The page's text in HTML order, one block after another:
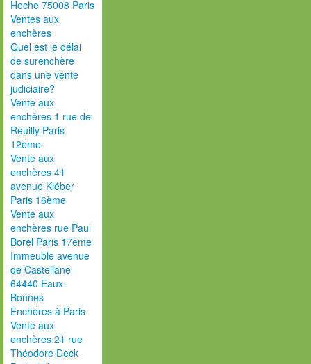
Hoche 75008 Paris
Ventes aux
enchères
Quel est le délai
de surenchère
dans une vente
judiciaire?
Vente aux
enchères 1 rue de
Reuilly Paris
12ème
Vente aux
enchères 41
avenue Kléber
Paris 16ème
Vente aux
enchères rue Paul
Borel Paris 17ème
Immeuble avenue
de Castellane
64440 Eaux-
Bonnes
Enchères à Paris
Vente aux
enchères 21 rue
Théodore Deck